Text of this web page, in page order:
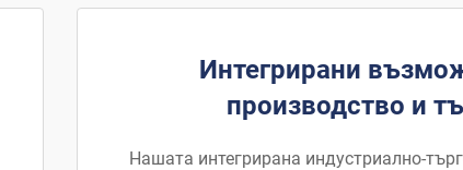
Интегрирани
производство и
Нашата интегрирана индустриално-